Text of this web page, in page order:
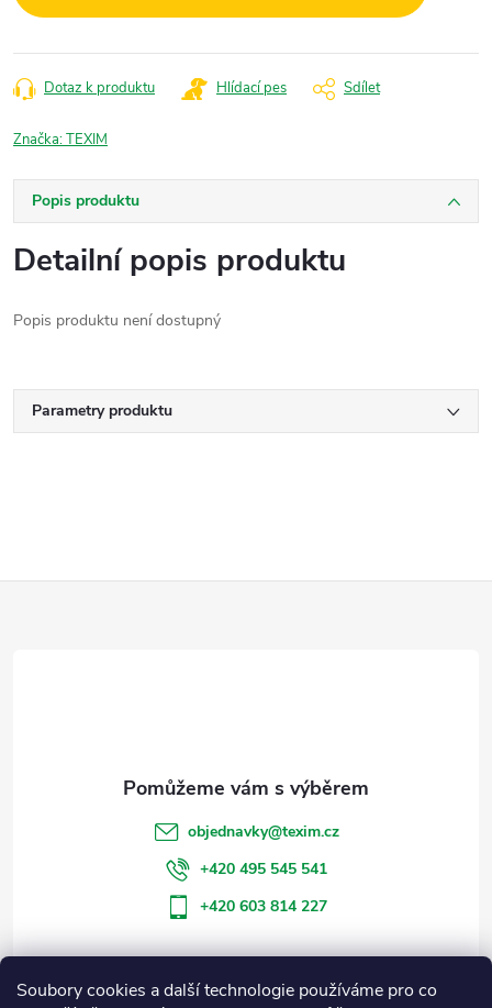
Soubory cookies a další technologie používáme pro co
Dotaz k produktu Hlídací pes Sdílet
Značka:TEXIM
Popis produktu
Detailní popis produktu
Popis produktu není dostupný
Parametry produktu
objednavky@texim.cz
+420 495 545 541
+420 603 814 227